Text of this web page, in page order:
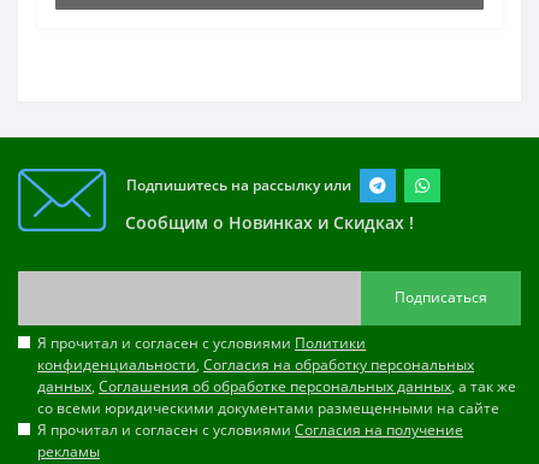
Подпишитесь на рассылку или
Сообщим о Новинках и Скидках !
Подписаться
Я прочитал и согласен с условиями Политики
конфиденциальности, Согласия на обработку персональных
данных, Соглашения об обработке персональных данных, а так же
со всеми юридическими документами размещенными на сайте
Я прочитал и согласен с условиями Согласия на получение
рекламы